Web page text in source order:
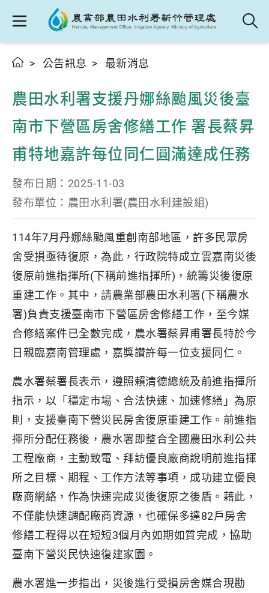
公告訊息 最新消息
農田水利署支援丹娜絲颱風災後臺
南市下營區房舍修繕工作 署長蔡昇
甫特地嘉許每位同仁圓滿達成任務
發布日期： 2025-11-03
發布單位： 農田水利署(農田水利建設組)
114年7月丹娜絲颱風重創南部地區，許多民眾房
舍受損亟待復原，為此，行政院特成立雲嘉南災後
復原前進指揮所(下稱前進指揮所)，統籌災後復原
重建工作。其中，請農業部農田水利署(下稱農水
署)負責支援臺南市下營區房舍修繕工作，至今媒
合修繕案件已全數完成，農水署蔡昇甫署長特於今
日親臨嘉南管理處，嘉獎讚許每一位支援同仁。
農水署蔡署長表示，遵照賴清德總統及前進指揮所
指示，以「穩定市場、合法快速、加速修繕」為原
則，支援臺南下營災民房舍復原重建工作。前進指
揮所分配任務後，農水署即整合全國農田水利公共
工程廠商，主動致電、拜訪優良廠商說明前進指揮
所之目標、期程、工作方法等事項，成功建立優良
廠商網絡，作為快速完成災後復原之後盾。藉此，
不僅能快速調配廠商資源，也確保多達82戶房舍
修繕工程得以在短短3個月內如期如質完成，協助
臺南下營災民快速復建家園。
農水署進一步指出，災後進行受損房舍媒合現勘